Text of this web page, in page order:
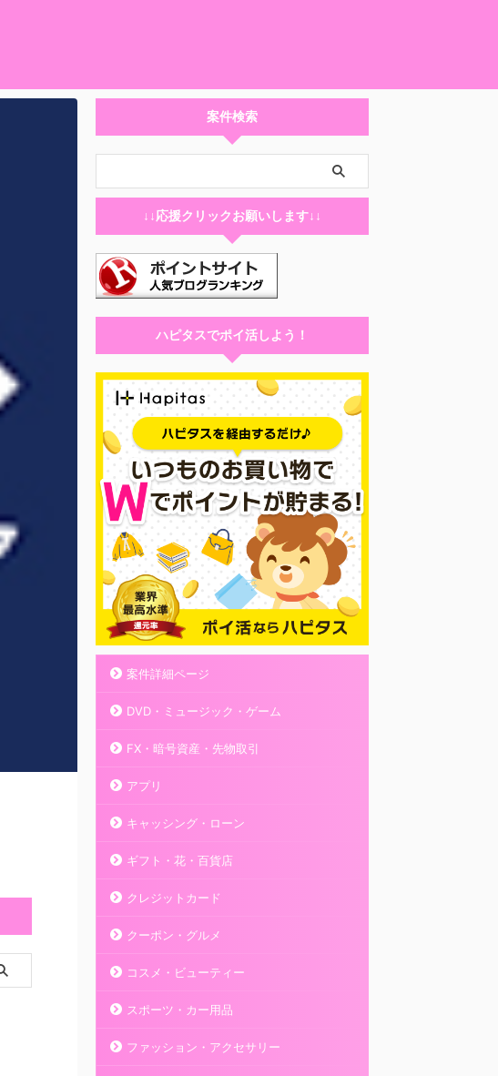
案件検索
↓↓応援クリックお願いします↓↓
ハピタスでポイ活しよう！
案件詳細ページ
DVD・ミュージック・ゲーム
FX・暗号資産・先物取引
アプリ
キャッシング・ローン
ギフト・花・百貨店
クレジットカード
クーポン・グルメ
コスメ・ビューティー
スポーツ・カー用品
ファッション・アクセサリー